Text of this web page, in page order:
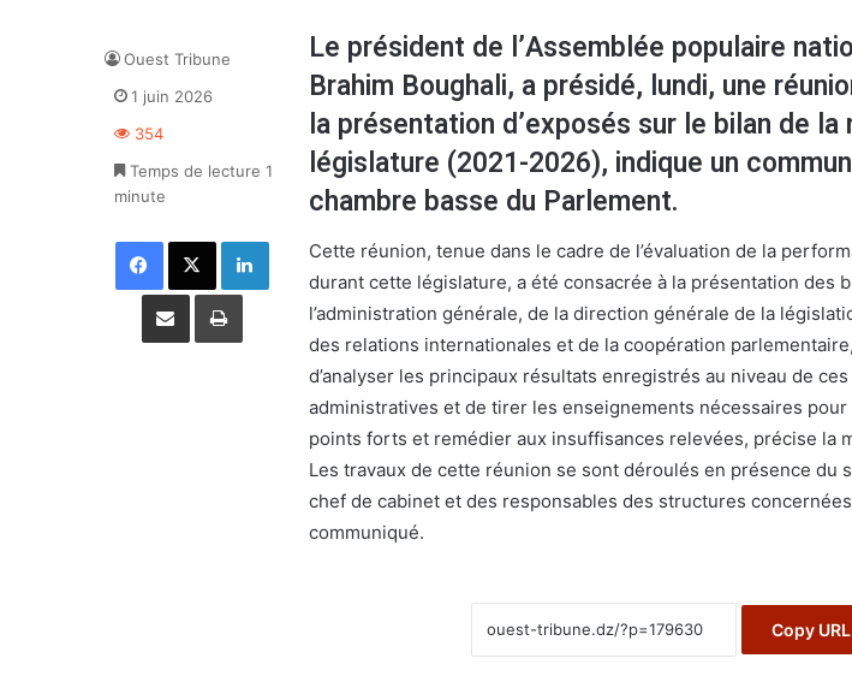
Le président de l’Assemblée populaire
Brahim Boughali, a présidé, lundi, une
la présentation d’exposés sur le bilan de la
législature (2021-2026), indique un
chambre basse du Parlement.
Cette réunion, tenue dans le cadre de l’évaluation de la
durant cette législature, a été consacrée à la présentation des
l’administration générale, de la direction générale de la
des relations internationales et de la coopération
d’analyser les principaux résultats enregistrés au niveau de
administratives et de tirer les enseignements nécessaires
points forts et remédier aux insuffisances relevées, précise la
Les travaux de cette réunion se sont déroulés en présence du
chef de cabinet et des responsables des structures
communiqué.
Copy URL
Ouest Tribune
1 juin 2026
354
Temps de lecture 1
minute
Facebook X Linkedin
Partager par email Imprimer